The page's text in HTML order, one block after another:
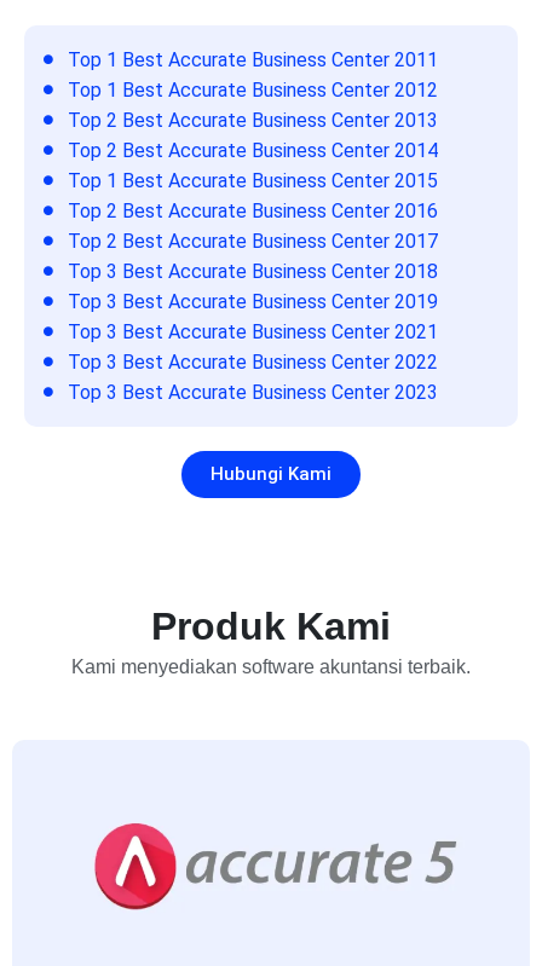
Top 1 Best Accurate Business Center 2011
Top 1 Best Accurate Business Center 2012
Top 2 Best Accurate Business Center 2013
Top 2 Best Accurate Business Center 2014
Top 1 Best Accurate Business Center 2015
Top 2 Best Accurate Business Center 2016
Top 2 Best Accurate Business Center 2017
Top 3 Best Accurate Business Center 2018
Top 3 Best Accurate Business Center 2019
Top 3 Best Accurate Business Center 2021
Top 3 Best Accurate Business Center 2022
Top 3 Best Accurate Business Center 2023
Hubungi Kami
Produk Kami
Kami menyediakan software akuntansi terbaik.